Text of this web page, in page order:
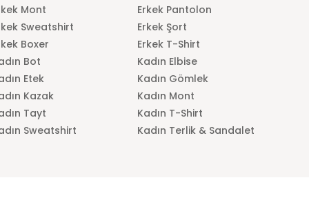
Mont
Erkek Pantolon
Sweatshirt
Erkek Şort
Boxer
Erkek T-Shirt
Bot
Kadın Elbise
Etek
Kadın Gömlek
Kazak
Kadın Mont
Tayt
Kadın T-Shirt
Sweatshirt Kadın Terlik & Sandalet